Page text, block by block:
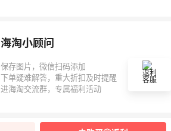
海淘小顾问
返利
客服